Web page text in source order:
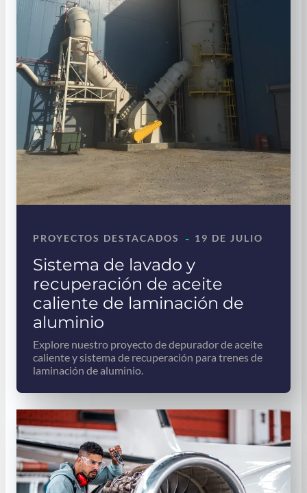
Sistema de lavado y
recuperación de aceite
caliente de laminación de
aluminio
PROYECTOS DESTACADOS - 19 DE JULIO
Explore nuestro proyecto de depurador de aceite
caliente y sistema de recuperación para trenes de
laminación de aluminio.